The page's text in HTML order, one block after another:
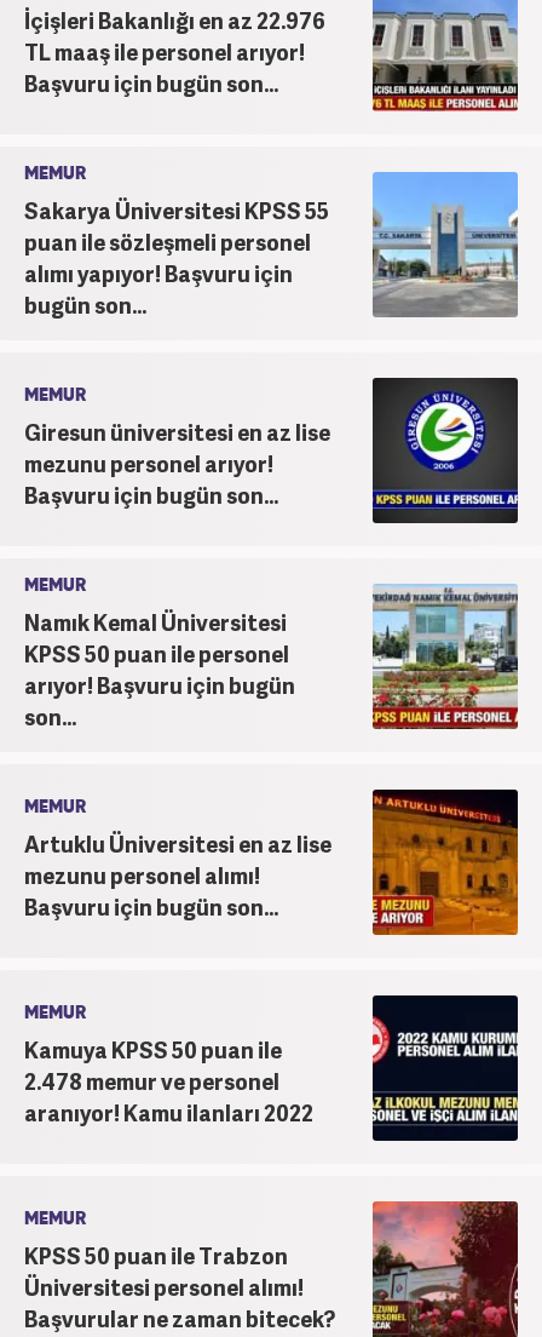
İçişleri Bakanlığı en az 22.976
TL maaş ile personel arıyor!
Başvuru için bugün son...
MEMUR
Sakarya Üniversitesi KPSS 55
puan ile sözleşmeli personel
alımı yapıyor! Başvuru için
bugün son...
MEMUR
Giresun üniversitesi en az lise
mezunu personel arıyor!
Başvuru için bugün son...
MEMUR
Namık Kemal Üniversitesi
KPSS 50 puan ile personel
arıyor! Başvuru için bugün
son...
MEMUR
Artuklu Üniversitesi en az lise
mezunu personel alımı!
Başvuru için bugün son...
MEMUR
Kamuya KPSS 50 puan ile
2.478 memur ve personel
aranıyor! Kamu ilanları 2022
MEMUR
KPSS 50 puan ile Trabzon
Üniversitesi personel alımı!
Başvurular ne zaman bitecek?